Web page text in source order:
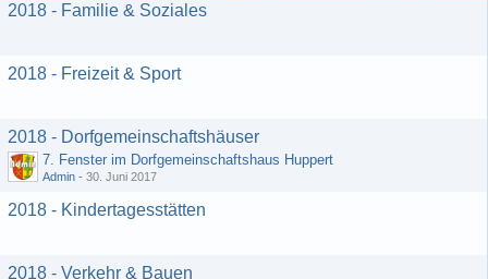
2018 - Familie & Soziales
2018 - Freizeit & Sport
2018 - Dorfgemeinschaftshäuser
7. Fenster im Dorfgemeinschaftshaus Huppert
Admin - 30. Juni 2017
2018 - Kindertagesstätten
2018 - Verkehr & Bauen